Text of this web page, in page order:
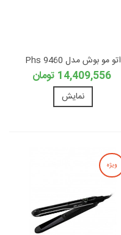
اتو مو بوش مدل Phs 9460
14,409,556 تومان
نمایش
ویژه